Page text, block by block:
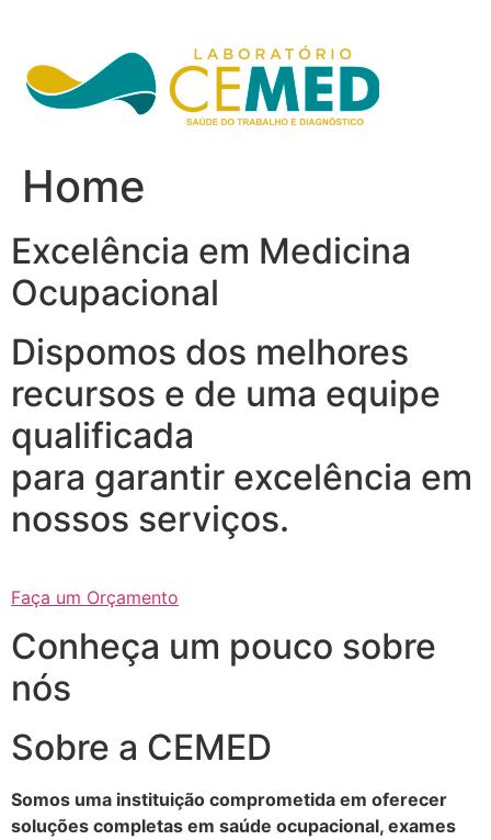
conteúdo
Home
Excelência em Medicina
Ocupacional
Dispomos dos melhores
recursos e de uma equipe
qualificada
para garantir excelência em
nossos serviços.
Faça um Orçamento
Conheça um pouco sobre
nós
Sobre a CEMED
Somos uma instituição comprometida em oferecer
soluções completas em saúde ocupacional, exames